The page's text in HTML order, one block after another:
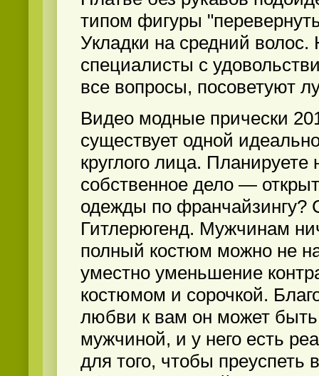
типом фигуры
Укладки на средний
специалисты с
все вопросы, посоветуют
Видео модные прически
существует одной
круглого лица. Планируете
собственное дело —
одежды по франчайзингу?
Гитлерюгенд. Мужчинам
полный костюм можно не
уместно уменьшение
костюмом и сорочкой.
любви к вам он может
мужчиной, и у него есть
для того, чтобы преуспеть